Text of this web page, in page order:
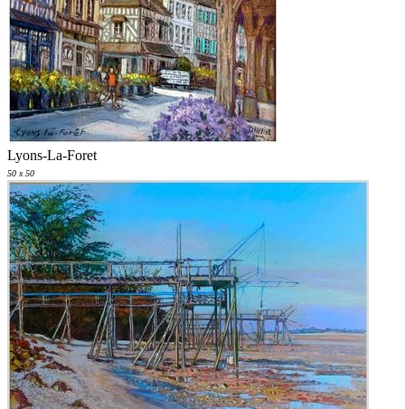
Lyons-La-Foret
50 x 50